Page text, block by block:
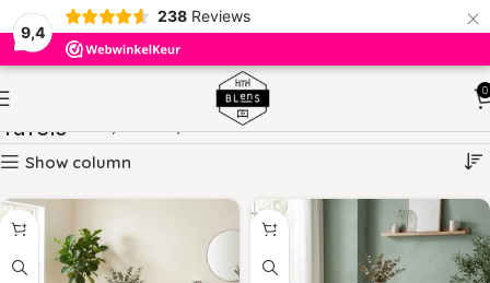
9,4
238 Reviews ×
0
TafelsHOME TAFELS PAGINA 7
Show column